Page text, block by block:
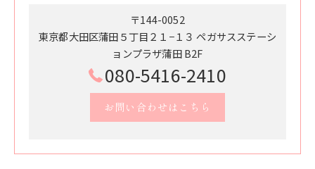
〒144-0052
東京都大田区蒲田５丁目２１−１３ ペガサスステーシ
ョンプラザ蒲田 B2F
080-5416-2410
お問い合わせはこちら